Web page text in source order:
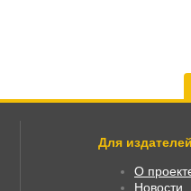
Для
О
Новости